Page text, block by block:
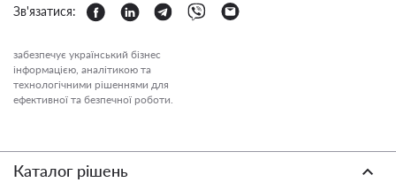
Зв'язатися:
забезпечує український бізнес
інформацією, аналітикою та
технологічними рішеннями для
ефективної та безпечної роботи.
Каталог рішень